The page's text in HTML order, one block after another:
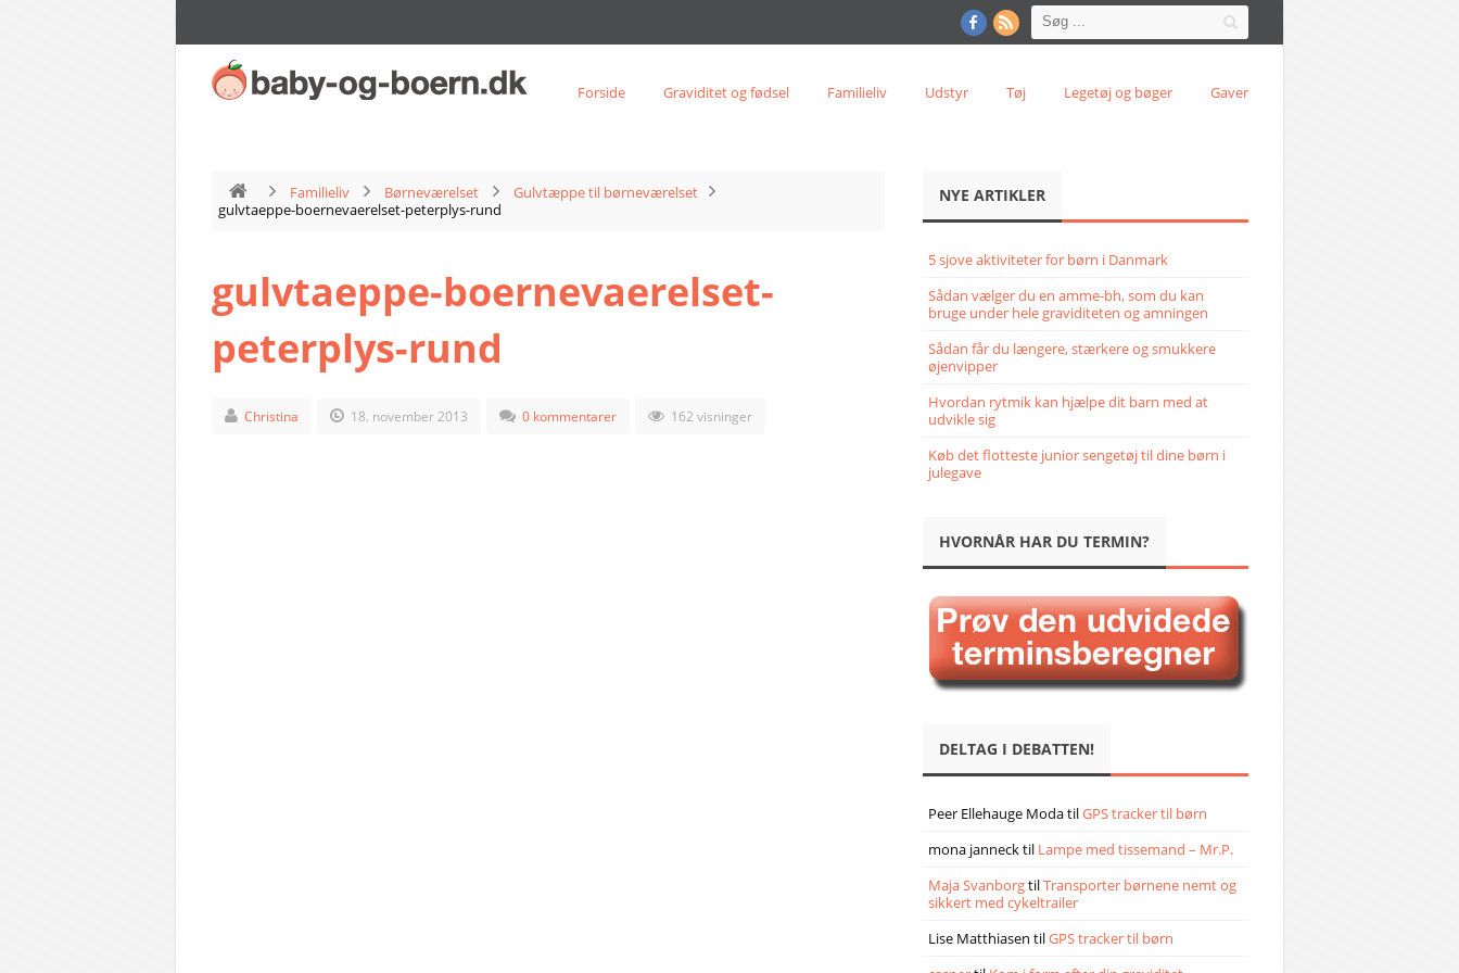
Forside Graviditet og fødsel Familieliv Udstyr Tøj Legetøj og bøger Gaver
Familieliv Børneværelset
Gulvtæppe til børneværelset
gulvtaeppe-boernevaerelset-peterplys-rund
gulvtaeppe-boernevaerelset-
peterplys-rund
Christina 18. november 2013 0 kommentarer 162 visninger
NYE ARTIKLER
5 sjove aktiviteter for børn i Danmark
Sådan vælger du en amme-bh, som du kan
bruge under hele graviditeten og amningen
Sådan får du længere, stærkere og smukkere
øjenvipper
Hvordan rytmik kan hjælpe dit barn med at
udvikle sig
Køb det flotteste junior sengetøj til dine børn i
julegave
HVORNÅR HAR DU TERMIN?
DELTAG I DEBATTEN!
Peer Ellehauge ModatilGPS tracker til børn
mona jannecktil Lampe med tissemand – Mr.P.
Maja SvanborgtilTransporter børnene nemt og
sikkert med cykeltrailer
Lise Matthiasen tilGPS tracker til børn